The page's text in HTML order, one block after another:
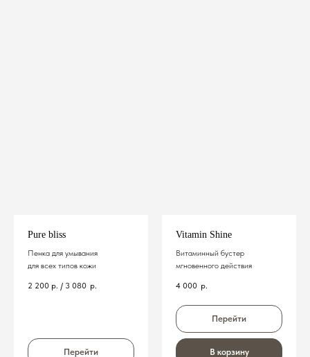
Pure bliss
Пенка для умывания
для всех типов кожи
2 200 р. / 3 080 р.
Перейти
Vitamin Shine
Витаминный бустер
мгновенного действия
4 000 р.
Перейти
В корзину